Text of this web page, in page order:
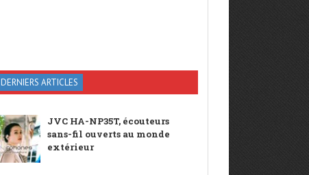
DERNIERS ARTICLES
JVC HA-NP35T, écouteurs
sans-fil ouverts au monde
extérieur